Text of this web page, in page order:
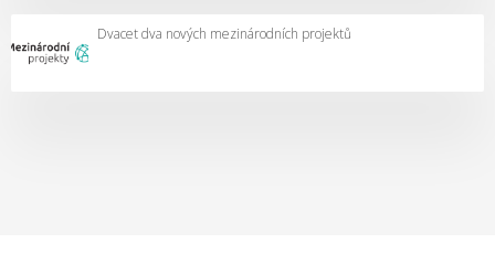
Dvacet dva nových mezinárodních projektů